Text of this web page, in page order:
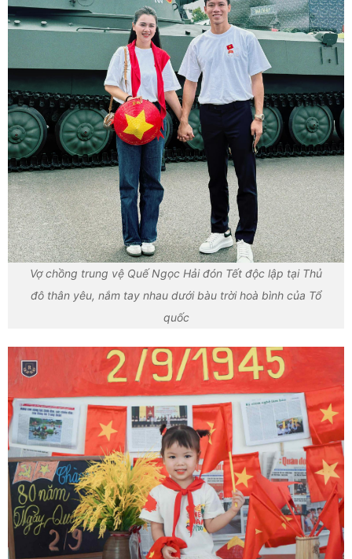
Vợ chồng trung vệ Quế Ngọc Hải đón Tết độc lập tại Thủ
đô thân yêu, nắm tay nhau dưới bàu trời hoà bình của Tổ
quốc